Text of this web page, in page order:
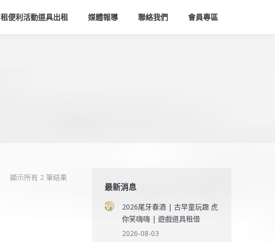
租便利活動道具出租 媒體報導 聯絡我們 會員專區
顯示所有 2 筆結果
最新消息
2026尾牙春酒 | 古早童玩趣 虎
你笑嗨嗨 | 遊戲道具租借
2026-08-03